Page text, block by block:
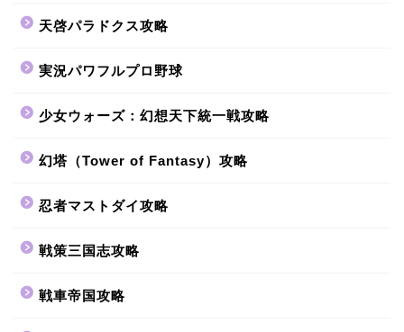
天啓パラドクス攻略
実況パワフルプロ野球
少女ウォーズ：幻想天下統一戦攻略
幻塔（Tower of Fantasy）攻略
忍者マストダイ攻略
戦策三国志攻略
戦車帝国攻略